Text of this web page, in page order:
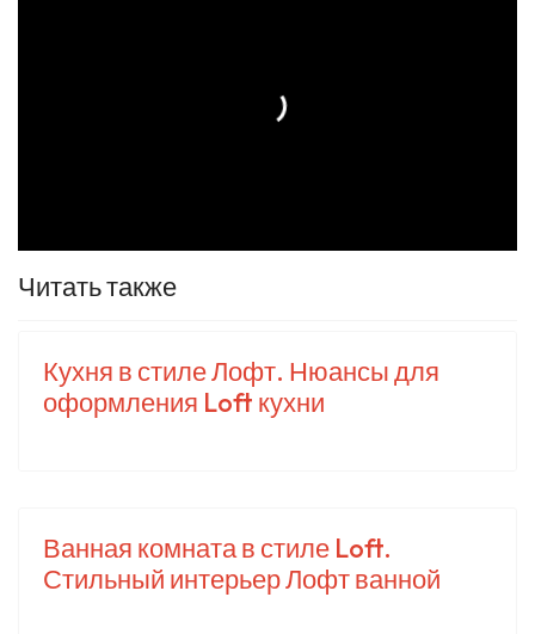
Читать также
Кухня в стиле Лофт. Нюансы для
оформления Loft кухни
Ванная комната в стиле Loft.
Стильный интерьер Лофт ванной